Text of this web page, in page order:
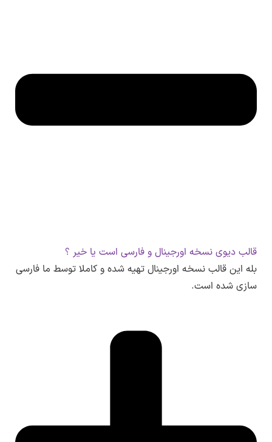
قالب دیوی نسخه اورجینال و فارسی است یا خیر ؟
بله این قالب نسخه اورجینال تهیه شده و کاملا توسط ما فارسی
سازی شده است.